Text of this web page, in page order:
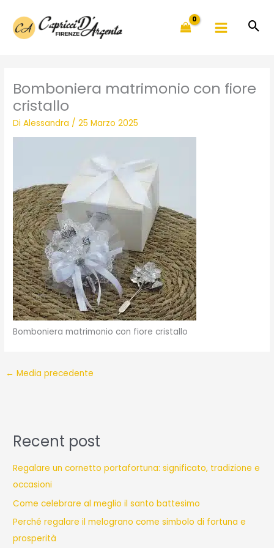
contenuto
Bomboniera matrimonio con fiore
cristallo
DiAlessandra /25 Marzo 2025
Bomboniera matrimonio con fiore cristallo
← Media precedente
Recent post
Regalare un cornetto portafortuna: significato, tradizione e
occasioni
Come celebrare al meglio il santo battesimo
Perché regalare il melograno come simbolo di fortuna e
prosperità